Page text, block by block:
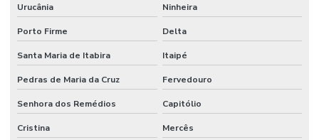
Urucânia Ninheira
Porto Firme Delta
Santa Maria de Itabira Itaipé
Pedras de Maria da Cruz Fervedouro
Senhora dos Remédios Capitólio
Cristina Mercês